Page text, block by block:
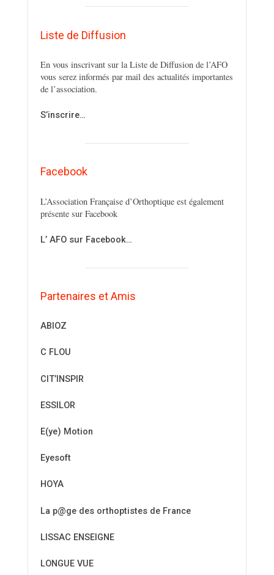
Liste de Diffusion
En vous inscrivant sur la Liste de Diffusion de l’AFO
vous serez informés par mail des actualités importantes
de l’association.
S’inscrire…
Facebook
L’Association Française d’Orthoptique est également
présente sur Facebook
L’ AFO sur Facebook…
Partenaires et Amis
ABIOZ
C FLOU
CIT’INSPIR
ESSILOR
E(ye) Motion
Eyesoft
HOYA
La p@ge des orthoptistes de France
LISSAC ENSEIGNE
LONGUE VUE